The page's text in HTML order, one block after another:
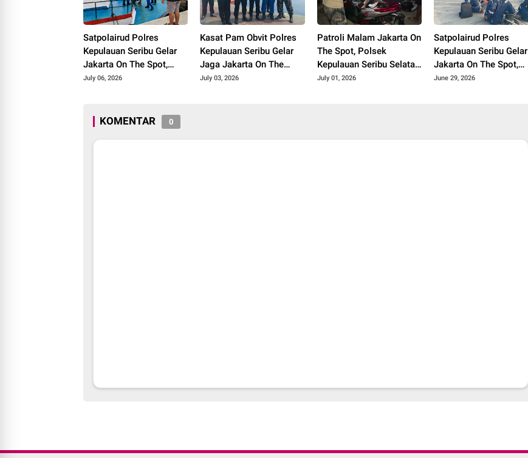
Satpolairud Polres
Kepulauan Seribu Gelar
Jakarta On The Spot,
Ajak Nelayan Tingkatkan
Polisi 110
July 06, 2026
Kasat Pam Obvit Polres
Kepulauan Seribu Gelar
Jaga Jakarta On The
Spot di Dermaga Pulau
July 03, 2026
Patroli Malam Jakarta On
The Spot, Polsek
Kepulauan Seribu Selatan
Perkuat Pengamanan
July 01, 2026
Satpolairud Polres
Kepulauan Seribu Gelar
Jakarta On The Spot,
Ajak Wisatawan
June 29, 2026
KOMENTAR 0